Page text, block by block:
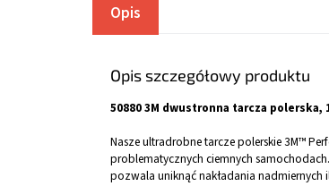
Opis
Opis szczegółowy produktu
50880 3M dwustronna tarcza polerska,
Nasze ultradrobne tarcze polerskie 3M™
problematycznych ciemnych
pozwala uniknąć nakładania nadmiernych